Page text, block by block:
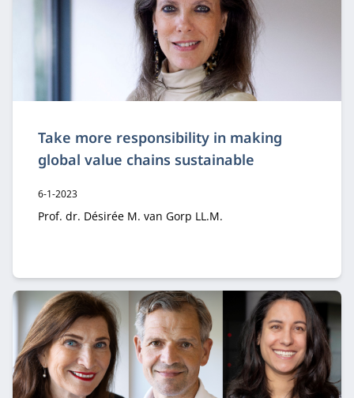
Take more responsibility in making
global value chains sustainable
Publicatiedatum:
6-1-2023
Auteur:
Prof. dr. Désirée M. van Gorp LL.M.